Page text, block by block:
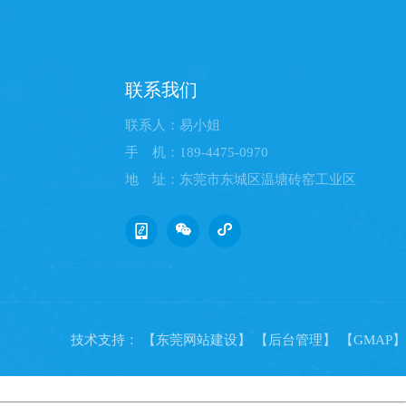
联系我们
联系人：易小姐
手 机：189-4475-0970
地 址：东莞市东城区温塘砖窑工业区
技术支持： 【东莞网站建设】 【后台管理】 【GMAP】